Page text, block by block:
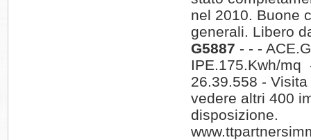
nel 2010. Buone
generali. Libero
G5887 - - - ACE.G
IPE.175.Kwh/mq
26.39.558 -
vedere altri 400
disposizione.